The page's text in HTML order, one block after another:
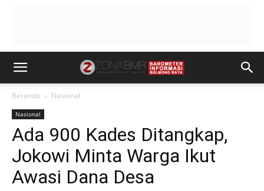
Beranda Nasional
Nasional
Ada 900 Kades Ditangkap,
Jokowi Minta Warga Ikut
Awasi Dana Desa